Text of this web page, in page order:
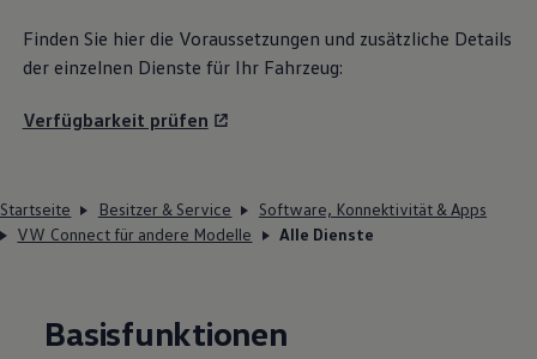
Finden Sie hier die Voraussetzungen und zusätzliche Details
der einzelnen Dienste für Ihr Fahrzeug:
Verfügbarkeit prüfen
Startseite Besitzer & Service
Software, Konnektivität & Apps
VW Connect für andere Modelle
Alle Dienste
Basisfunktionen